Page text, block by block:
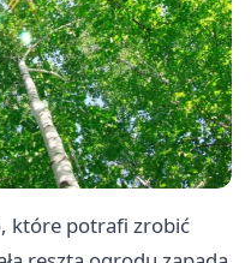
które potrafi zrobić